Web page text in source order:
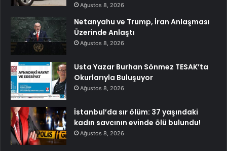
Ağustos 8, 2026
Netanyahu ve Trump, İran Anlaşması
Üzerinde Anlaştı
Ağustos 8, 2026
Usta Yazar Burhan Sönmez TESAK’ta
Okurlarıyla Buluşuyor
Ağustos 8, 2026
İstanbul’da sır ölüm: 37 yaşındaki
kadın savcının evinde ölü bulundu!
Ağustos 8, 2026